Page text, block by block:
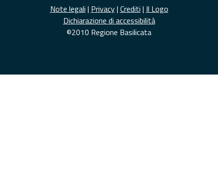
Note legali | Privacy| Crediti | Il Logo
Dichiarazione di accessibilità
©2010 Regione Basilicata